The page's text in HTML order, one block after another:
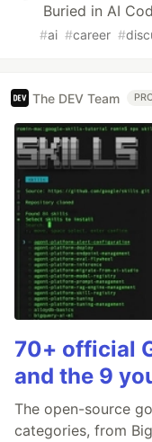
Buried in AI
#ai #career #
The DEV Team
70+ official
and the 9
The open-source
categories, from